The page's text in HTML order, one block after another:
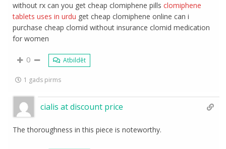
without rx can you get cheap clomiphene pillsclomiphene
tablets uses in urdu get cheap clomiphene online can i
purchase cheap clomid without insurance clomid medication
for women
0 Atbildēt
1 gads pirms
cialis at discount price
The thoroughness in this piece is noteworthy.